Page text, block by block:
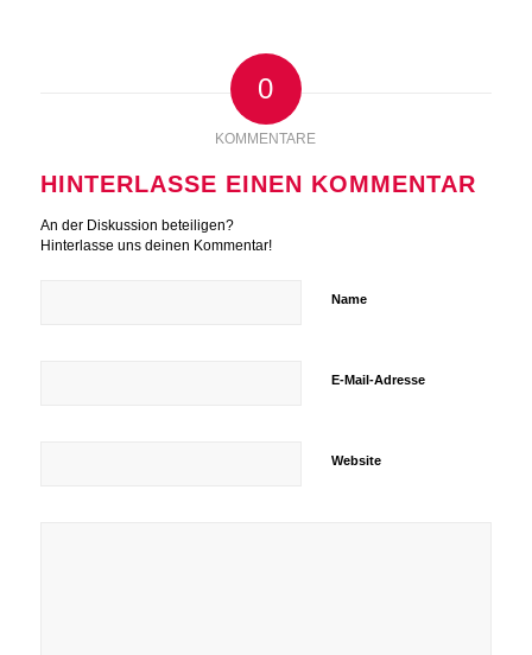
0
KOMMENTARE
HINTERLASSE EINEN KOMMENTAR
An der Diskussion beteiligen?
Hinterlasse uns deinen Kommentar!
Name
E-Mail-Adresse
Website